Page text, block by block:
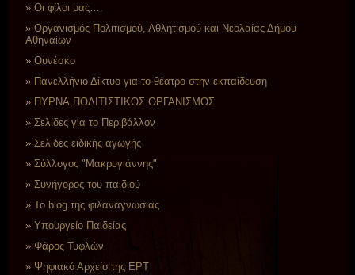
Οι φίλοι μας….
Οργανισμός Πολιτισμού, Αθλητισμού και Νεολαίας Δήμου
Αθηναίων
Ουνέσκο
Πανελλήνιο Δίκτυο για το θέατρο στην εκπαίδευση
ΠΥΡΝΑ,ΠΟΛΙΤΙΣΤΙΚΟΣ ΟΡΓΑΝΙΣΜΟΣ
Σελίδες για το Περιβάλλον
Σελίδες ειδικής αγωγής
Σύλλογος "Μακρυγιάννης"
Συνήγορος του παιδιού
Το blog της φιλαναγνωσιας
Υπουργείο Παιδείας
Φάρος Τυφλών
Ψηφιακό Αρχείο της ΕΡΤ